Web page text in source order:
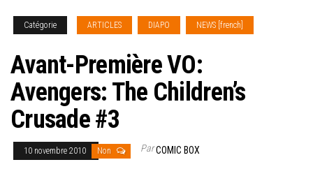
Catégorie ARTICLES DIAPO NEWS [french]
Avant-Première VO:
Avengers: The Children’s
Crusade #3
10 novembre 2010 Non ParCOMIC BOX